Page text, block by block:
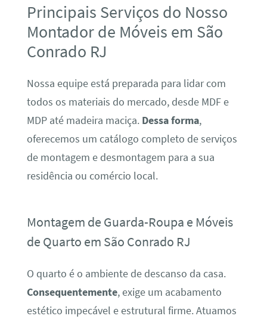
Principais Serviços do Nosso
Montador de Móveis em São
Conrado RJ
Nossa equipe está preparada para lidar com
todos os materiais do mercado, desde MDF e
MDP até madeira maciça. Dessa forma,
oferecemos um catálogo completo de serviços
de montagem e desmontagem para a sua
residência ou comércio local.
Montagem de Guarda-Roupa e Móveis
de Quarto em São Conrado RJ
O quarto é o ambiente de descanso da casa.
Consequentemente, exige um acabamento
estético impecável e estrutural firme. Atuamos